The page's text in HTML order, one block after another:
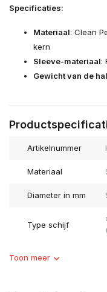
Specificaties:
Materiaal: Clean
kern
Sleeve-materiaal:
Gewicht van de
Artikelnummer
Materiaal
Diameter in mm
Type schijf
Toon meer